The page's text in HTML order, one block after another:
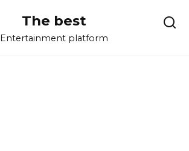
The best
Entertainment platform